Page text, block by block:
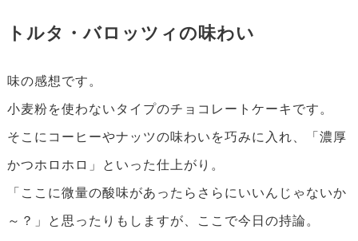
トルタ・バロッツィの味わい
味の感想です。
小麦粉を使わないタイプのチョコレートケーキです。
そこにコーヒーやナッツの味わいを巧みに入れ、「濃厚
かつホロホロ」といった仕上がり。
「ここに微量の酸味があったらさらにいいんじゃないか
～？」と思ったりもしますが、ここで今日の持論。